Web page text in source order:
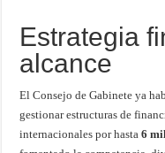
Estrategia
alcance
El Consejo de Gabinete ya
gestionar estructuras de
internacionales por hasta6